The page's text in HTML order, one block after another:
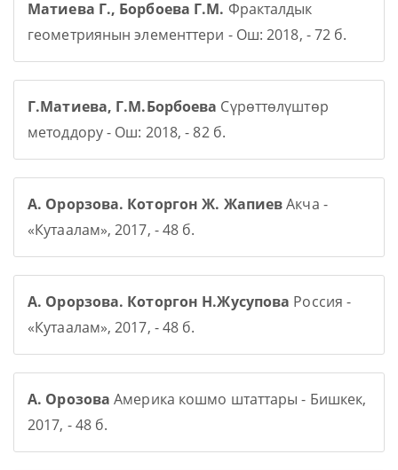
Матиева Г., Борбоева Г.М. Фракталдык
геометриянын элементтери - Ош: 2018, - 72 б.
Г.Матиева, Г.М.Борбоева Сүрөттөлүштөр
методдору - Ош: 2018, - 82 б.
А. Орорзова. Которгон Ж. ЖапиевАкча -
«Кутаалам», 2017, - 48 б.
А. Орорзова. Которгон Н.Жусупова Россия -
«Кутаалам», 2017, - 48 б.
А. Орозова Америка кошмо штаттары - Бишкек,
2017, - 48 б.